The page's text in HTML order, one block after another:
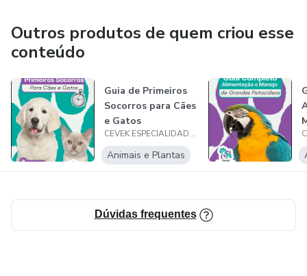
Outros produtos de quem criou esse
conteúdo
Guia de Primeiros
Socorros para Cães
e Gatos
CEVEK ESPECIALIDADES VETERINÁRIAS
Animais e Plantas
Dúvidas frequentes